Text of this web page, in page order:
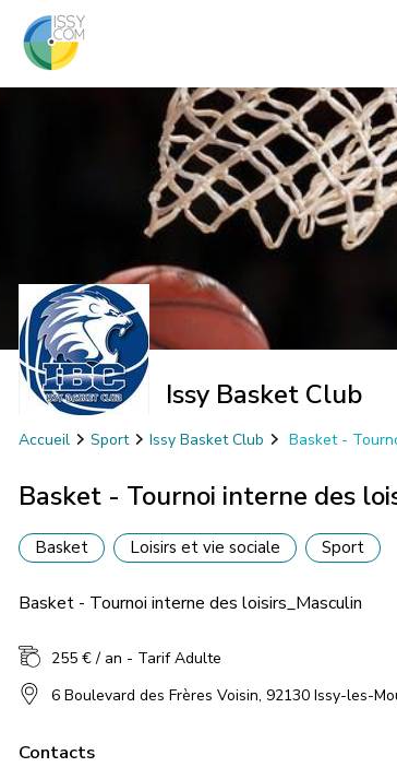
Issy Basket Club
Accueil Sport Issy Basket Club Basket -
Basket - Tournoi interne des
Basket Loisirs et vie sociale Sport
Basket - Tournoi interne des loisirs_Masculin
255 € / an - Tarif Adulte
6 Boulevard des Frères Voisin, 92130 Issy-les-
Contacts